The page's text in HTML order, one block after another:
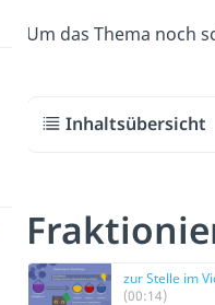
Um das Thema noch
Inhaltsübersicht
zur Stelle im
(00:14)